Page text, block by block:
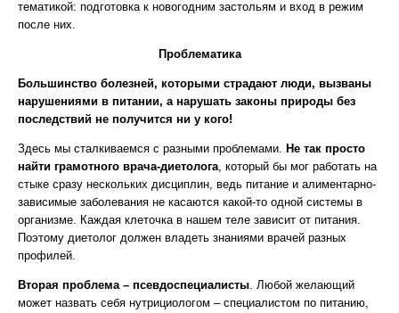
тематикой: подготовка к новогодним застольям и вход в режим
после них.
Проблематика
Большинство болезней, которыми страдают люди, вызваны
нарушениями в питании, а нарушать законы природы без
последствий не получится ни у кого!
Здесь мы сталкиваемся с разными проблемами. Не так просто
найти грамотного врача-диетолога, который бы мог работать на
стыке сразу нескольких дисциплин, ведь питание и алиментарно-
зависимые заболевания не касаются какой-то одной системы в
организме. Каждая клеточка в нашем теле зависит от питания.
Поэтому диетолог должен владеть знаниями врачей разных
профилей.
Вторая проблема – псевдоспециалисты. Любой желающий
может назвать себя нутрициологом – специалистом по питанию,